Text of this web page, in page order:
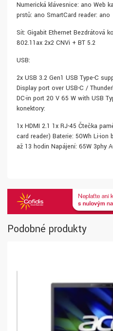
Numerická klávesnice: ano Web
prstů: ano SmartCard reader: ano
Síť: Gigabit Ethernet Bezdrátová
802.11ax 2x2 CNVi + BT 5.2
USB:
2x USB 3.2 Gen1 USB Type-C
Display port over USB-C /
DC-in port 20 V 65 W with USB
konektory:
1x HDMI 2.1 1x RJ-45 Čtečka
card reader) Baterie: 50Wh Li-ion
až 13 hodin Napájení: 65W 3phy
Podobné produkty